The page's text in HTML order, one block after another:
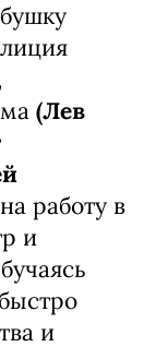
(Лев
работу в
и
и